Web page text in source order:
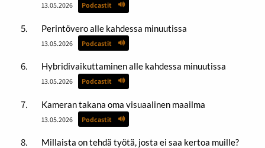
13.05.2026 Podcastit
Perintövero alle kahdessa minuutissa
13.05.2026 Podcastit
Hybridivaikuttaminen alle kahdessa minuutissa
13.05.2026 Podcastit
Kameran takana oma visuaalinen maailma
13.05.2026 Podcastit
Millaista on tehdä työtä, josta ei saa kertoa muille?